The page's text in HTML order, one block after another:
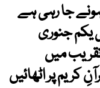
جا رہی ہے
یکم جنوری
تقریب میں
پر اٹھائیں